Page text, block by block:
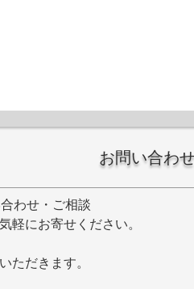
お問い合わ
わせ・ご相談
軽にお寄せください。
ただきます。